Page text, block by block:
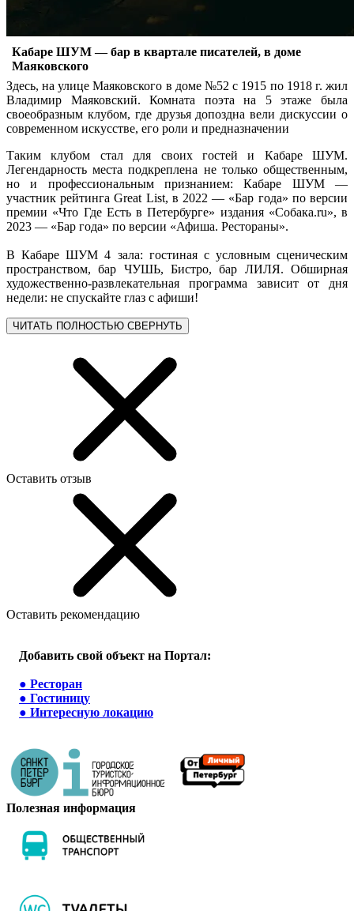
Кабаре ШУМ — бар в квартале писателей, в доме
Маяковского
Здесь, на улице Маяковского в доме №52 с 1915 по 1918 г. жил
Владимир Маяковский. Комната поэта на 5 этаже была
своеобразным клубом, где друзья допоздна вели дискуссии о
современном искусстве, его роли и предназначении
Таким клубом стал для своих гостей и Кабаре ШУМ.
Легендарность места подкреплена не только общественным,
но и профессиональным признанием: Кабаре ШУМ —
участник рейтинга Great List, в 2022 — «Бар года» по версии
премии «Что Где Есть в Петербурге» издания «Собака.ru», в
2023 — «Бар года» по версии «Афиша. Рестораны».
В Кабаре ШУМ 4 зала: гостиная с условным сценическим
пространством, бар ЧУШЬ, Бистро, бар ЛИЛЯ. Обширная
художественно-развлекательная программа зависит от дня
недели: не спускайте глаз с афиши!
ЧИТАТЬ ПОЛНОСТЬЮ СВЕРНУТЬ
Оставить отзыв
Оставить рекомендацию
Добавить свой объект на Портал:
● Ресторан
● Гостиницу
● Интересную локацию
Полезная информация